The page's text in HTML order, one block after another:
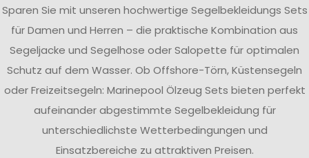
Sparen Sie mit unseren hochwertige Segelbekleidungs Sets
für Damen und Herren – die praktische Kombination aus
Segeljacke und Segelhose oder Salopette für optimalen
Schutz auf dem Wasser. Ob Offshore-Törn, Küstensegeln
oder Freizeitsegeln: Marinepool Ölzeug Sets bieten perfekt
aufeinander abgestimmte Segelbekleidung für
unterschiedlichste Wetterbedingungen und
Einsatzbereiche zu attraktiven Preisen.